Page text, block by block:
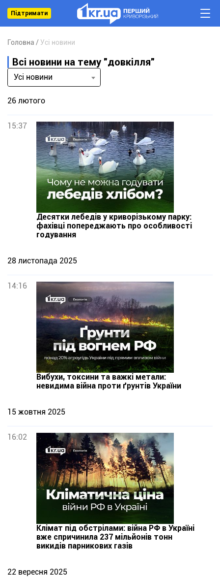
Підтримати
Головна Усі новини
Всі новини на тему "довкілля"
Усі новини
26 лютого
15:37
Десятки лебедів у криворізькому парку:
фахівці попереджають про особливості
годування
28 листопада 2025
14:16
Вибухи, токсини та важкі метали:
невидима війна проти ґрунтів України
15 жовтня 2025
16:02
Клімат під обстрілами: війна РФ в Україні
вже спричинила 237 мільйонів тонн
викидів парникових газів
22 вересня 2025